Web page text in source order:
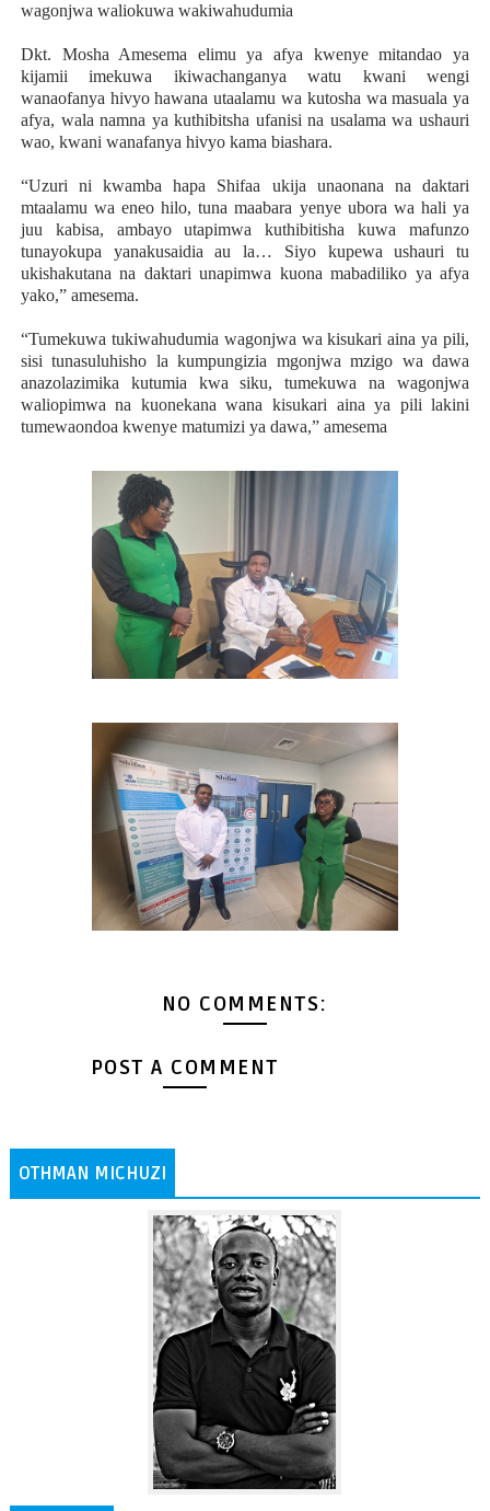
wagonjwa waliokuwa wakiwahudumia
Dkt. Mosha Amesema elimu ya afya kwenye mitandao ya
kijamii imekuwa ikiwachanganya watu kwani wengi
wanaofanya hivyo hawana utaalamu wa kutosha wa masuala ya
afya, wala namna ya kuthibitsha ufanisi na usalama wa ushauri
wao, kwani wanafanya hivyo kama biashara.
“Uzuri ni kwamba hapa Shifaa ukija unaonana na daktari
mtaalamu wa eneo hilo, tuna maabara yenye ubora wa hali ya
juu kabisa, ambayo utapimwa kuthibitisha kuwa mafunzo
tunayokupa yanakusaidia au la… Siyo kupewa ushauri tu
ukishakutana na daktari unapimwa kuona mabadiliko ya afya
yako,” amesema.
“Tumekuwa tukiwahudumia wagonjwa wa kisukari aina ya pili,
sisi tunasuluhisho la kumpungizia mgonjwa mzigo wa dawa
anazolazimika kutumia kwa siku, tumekuwa na wagonjwa
waliopimwa na kuonekana wana kisukari aina ya pili lakini
tumewaondoa kwenye matumizi ya dawa,” amesema
NO COMMENTS:
POST A COMMENT
OTHMAN MICHUZI